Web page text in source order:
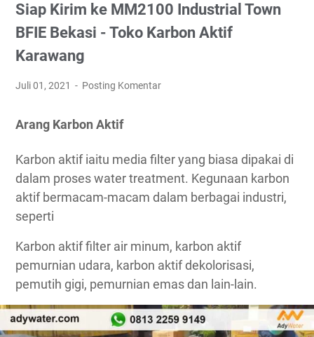
Siap Kirim ke MM2100 Industrial Town
BFIE Bekasi - Toko Karbon Aktif
Karawang
Juli 01, 2021 Posting Komentar
Arang Karbon Aktif
Karbon aktif iaitu media filter yang biasa dipakai di
dalam proses water treatment. Kegunaan karbon
aktif bermacam-macam dalam berbagai industri,
seperti
Karbon aktif filter air minum, karbon aktif
pemurnian udara, karbon aktif dekolorisasi,
pemutih gigi, pemurnian emas dan lain-lain.